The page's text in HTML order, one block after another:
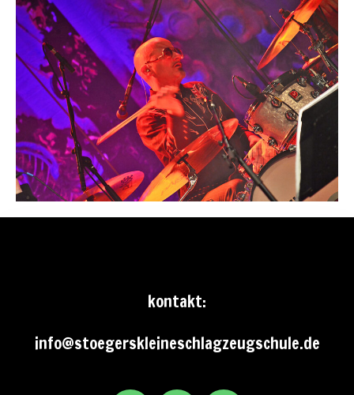
kontakt:
info@stoegerskleineschlagzeugschule.de